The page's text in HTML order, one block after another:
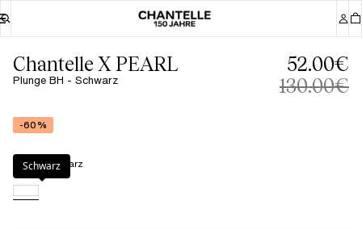
Chantelle X PEARL
Plunge BH - Schwarz
52.00€
130.00€
-60%
Farbe: Schwarz
Schwarz